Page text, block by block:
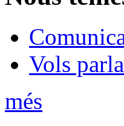
Vols
més